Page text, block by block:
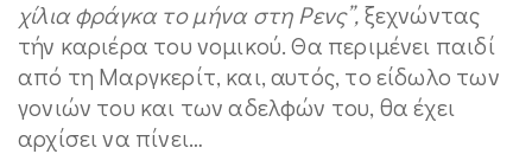
χίλια φράγκα το μήνα στη Ρενς”,ξεχνώντας
τήν καριέρα του νομικού. Θα περιμένει παιδί
από τη Μαργκερίτ, και, αυτός, το είδωλο των
γονιών του και των αδελφών του, θα έχει
αρχίσει να πίνει…